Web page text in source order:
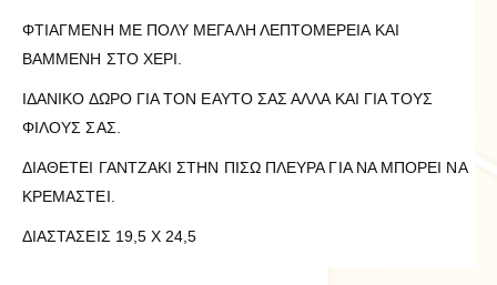
ΦΤΙΑΓΜΕΝΗ ΜΕ ΠΟΛΥ ΜΕΓΑΛΗ ΛΕΠΤΟΜΕΡΕΙΑ ΚΑΙ
ΒΑΜΜΕΝΗ ΣΤΟ ΧΕΡΙ.
ΙΔΑΝΙΚΟ ΔΩΡΟ ΓΙΑ ΤΟΝ ΕΑΥΤΟ ΣΑΣ ΑΛΛΑ ΚΑΙ ΓΙΑ ΤΟΥΣ
ΦΙΛΟΥΣ ΣΑΣ.
ΔΙΑΘΕΤΕΙ ΓΑΝΤΖΑΚΙ ΣΤΗΝ ΠΙΣΩ ΠΛΕΥΡΑ ΓΙΑ ΝΑ ΜΠΟΡΕΙ ΝΑ
ΚΡΕΜΑΣΤΕΙ.
ΔΙΑΣΤΑΣΕΙΣ 19,5 Χ 24,5